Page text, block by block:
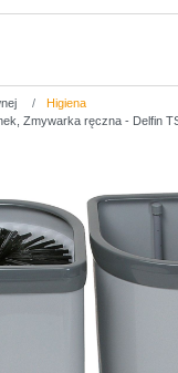
Higiena
Zmywarka ręczna - Delfin